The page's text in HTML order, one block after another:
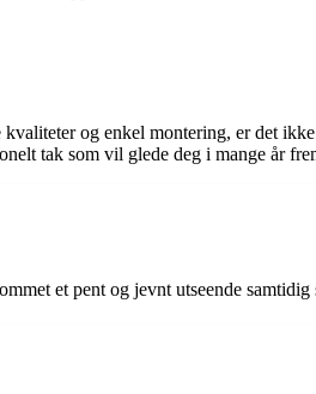
og enkel montering, er det
tak som vil glede deg i mange år
et pent og jevnt utseende